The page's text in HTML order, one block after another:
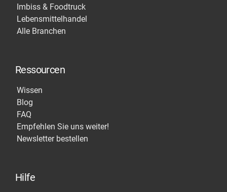
Imbiss & Foodtruck
Lebensmittelhandel
Alle Branchen
Ressourcen
Wissen
Blog
FAQ
Empfehlen Sie uns weiter!
Newsletter bestellen
Hilfe